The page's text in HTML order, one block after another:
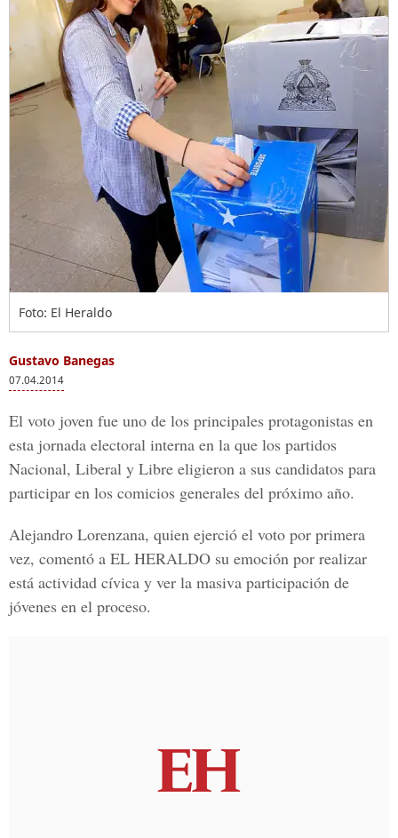
Foto: El Heraldo
Gustavo Banegas
07.04.2014
El voto joven fue uno de los principales protagonistas en
esta jornada electoral interna en la que los partidos
Nacional, Liberal y Libre eligieron a sus candidatos para
participar en los comicios generales del próximo año.
Alejandro Lorenzana, quien ejerció el voto por primera
vez, comentó a EL HERALDO su emoción por realizar
está actividad cívica y ver la masiva participación de
jóvenes en el proceso.